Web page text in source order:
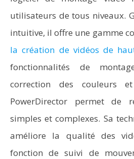
utilisateurs de tous niveaux.
intuitive, il offre une gamme
la création de vidéos de
fonctionnalités de
correction des couleurs et
PowerDirector permet de
simples et complexes. Sa
améliore la qualité des
fonction de suivi de